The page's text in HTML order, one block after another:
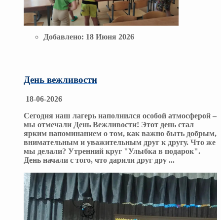
Добавлено: 18 Июня 2026
День вежливости
18-06-2026
Сегодня наш лагерь наполнился особой атмосферой –
мы отмечали День Вежливости! Этот день стал
ярким напоминанием о том, как важно быть добрым,
внимательным и уважительным друг к другу. Что же
мы делали? Утренний круг "Улыбка в подарок".
День начали с того, что дарили друг дру ...